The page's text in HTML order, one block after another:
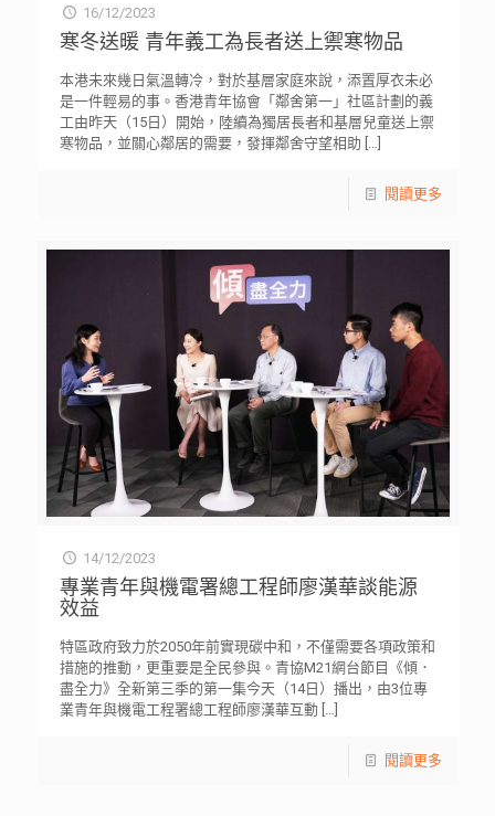
16/12/2023
寒冬送暖 青年義工為長者送上禦寒物品
本港未來幾日氣溫轉冷，對於基層家庭來說，添置厚衣未必
是一件輕易的事。香港青年協會「鄰舍第一」社區計劃的義
工由昨天（15日）開始，陸續為獨居長者和基層兒童送上禦
寒物品，並關心鄰居的需要，發揮鄰舍守望相助 […]
閱讀更多
14/12/2023
專業青年與機電署總工程師廖漢華談能源
效益
特區政府致力於2050年前實現碳中和，不僅需要各項政策和
措施的推動，更重要是全民參與。青協M21網台節目《傾．
盡全力》全新第三季的第一集今天（14日）播出，由3位專
業青年與機電工程署總工程師廖漢華互動[…]
閱讀更多